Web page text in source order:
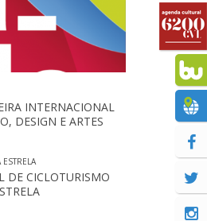
INTERNACIONAL
DESIGN E ARTES
DE CICLOTURISMO